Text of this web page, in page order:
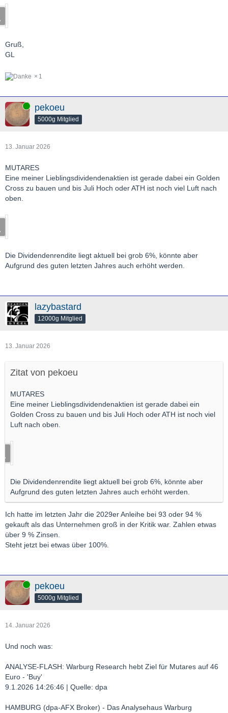
Gruß,
GL
1
Online pekoeu
5000g Mitglied
13. Januar 2026
MUTARES
Eine meiner Lieblingsdividendenaktien ist gerade dabei ein Golden
Cross zu bauen und bis Juli Hoch oder ATH ist noch viel Luft nach
oben.
Die Dividendenrendite liegt aktuell bei grob 6%, könnte aber
Aufgrund des guten letzten Jahres auch erhöht werden.
lazybastard
12000g Mitglied
13. Januar 2026
Zitat von pekoeu
MUTARES
Eine meiner Lieblingsdividendenaktien ist gerade dabei ein
Golden Cross zu bauen und bis Juli Hoch oder ATH ist noch viel
Luft nach oben.
Die Dividendenrendite liegt aktuell bei grob 6%, könnte aber
Aufgrund des guten letzten Jahres auch erhöht werden.
Ich hatte im letzten Jahr die 2029er Anleihe bei 93 oder 94 %
gekauft als das Unternehmen groß in der Kritik war. Zahlen etwas
über 9 % Zinsen.
Steht jetzt bei etwas über 100%.
Online pekoeu
5000g Mitglied
14. Januar 2026
Und noch was:
ANALYSE-FLASH: Warburg Research hebt Ziel für Mutares auf 46
Euro - 'Buy'
9.1.2026 14:26:46 | Quelle: dpa
HAMBURG (dpa-AFX Broker) - Das Analysehaus Warburg